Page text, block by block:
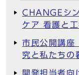
CHANGEシ
ケア 看護と
市民公開講
究と私たちの
開発担当者向